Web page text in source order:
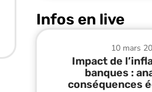
Infos en live
10 mars
Impact de
banques :
conséquences